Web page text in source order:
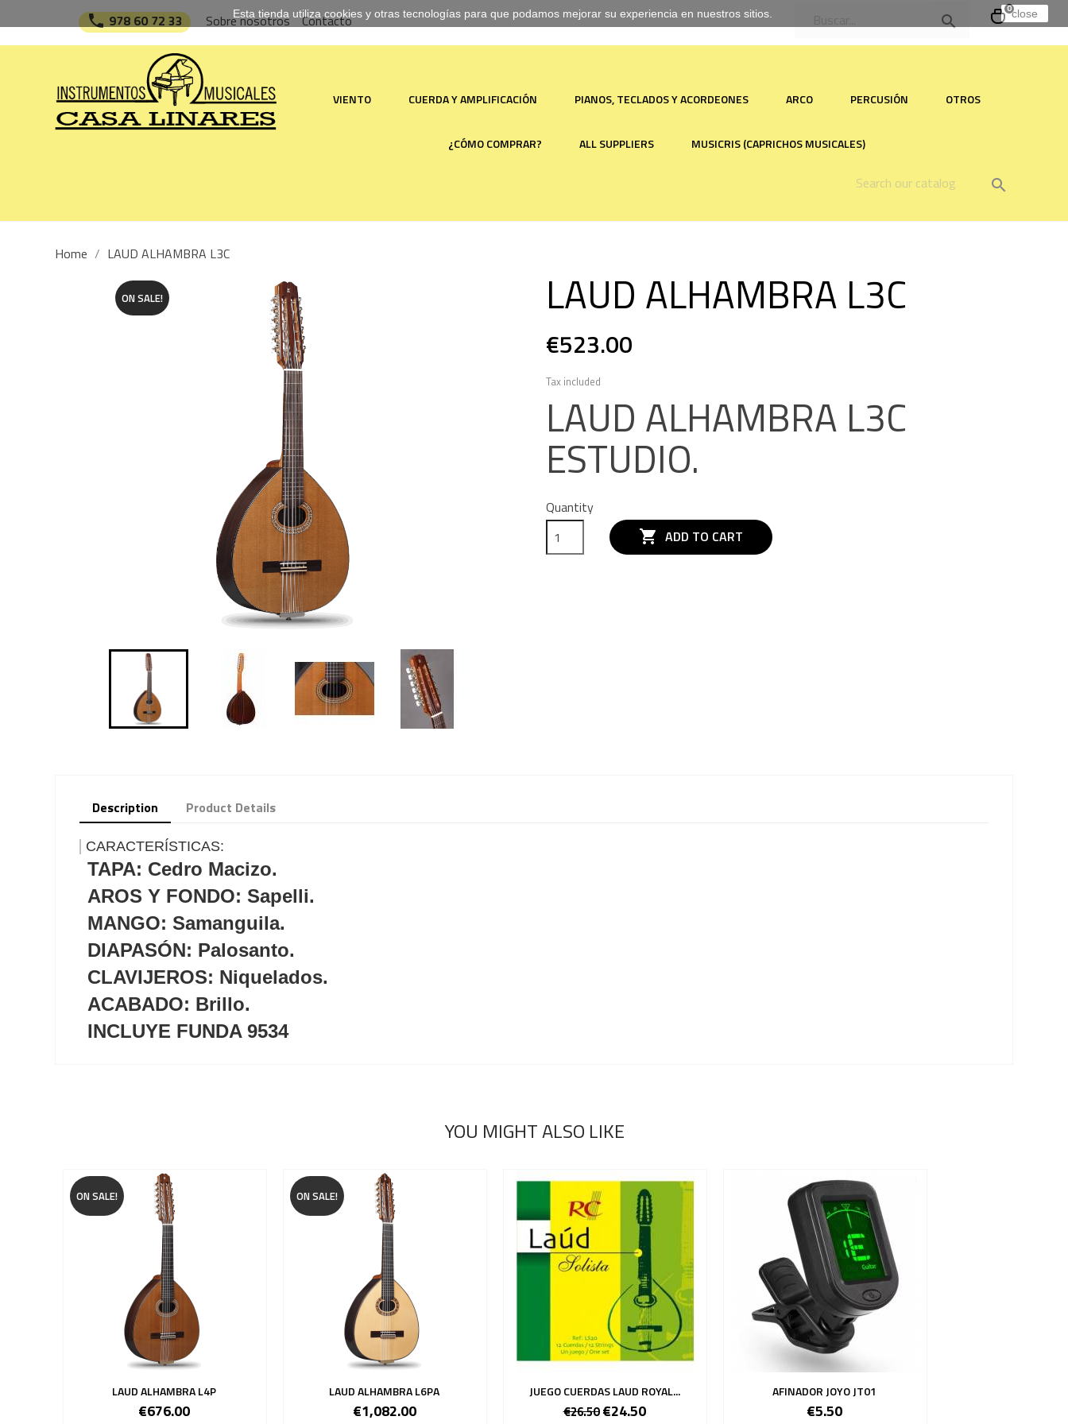
 978 60 72 33 Sobre nosotros Contacto 
0
VIENTO CUERDA Y AMPLIFICACIÓN PIANOS, TECLADOS Y ACORDEONES ARCO PERCUSIÓN OTROS
¿CÓMO COMPRAR? ALL SUPPLIERS MUSICRIS (CAPRICHOS MUSICALES)

Home LAUD ALHAMBRA L3C
ON SALE! LAUD ALHAMBRA L3C
€523.00
Tax included
LAUD ALHAMBRA L3C
ESTUDIO.
Quantity
 ADD TO CART
Description Product Details
CARACTERÍSTICAS:
TAPA: Cedro Macizo.
AROS Y FONDO: Sapelli.
MANGO: Samanguila.
DIAPASÓN: Palosanto.
CLAVIJEROS: Niquelados.
ACABADO: Brillo.
INCLUYE FUNDA 9534
YOU MIGHT ALSO LIKE
LAUD ALHAMBRA L4P
€676.00
ON SALE!
LAUD ALHAMBRA L6PA
€1,082.00
ON SALE!
JUEGO CUERDAS LAUD ROYAL...
€26.50 €24.50
AFINADOR JOYO JT01
€5.50
Esta tienda utiliza cookies y otras tecnologías para que podamos mejorar su experiencia en nuestros sitios. close